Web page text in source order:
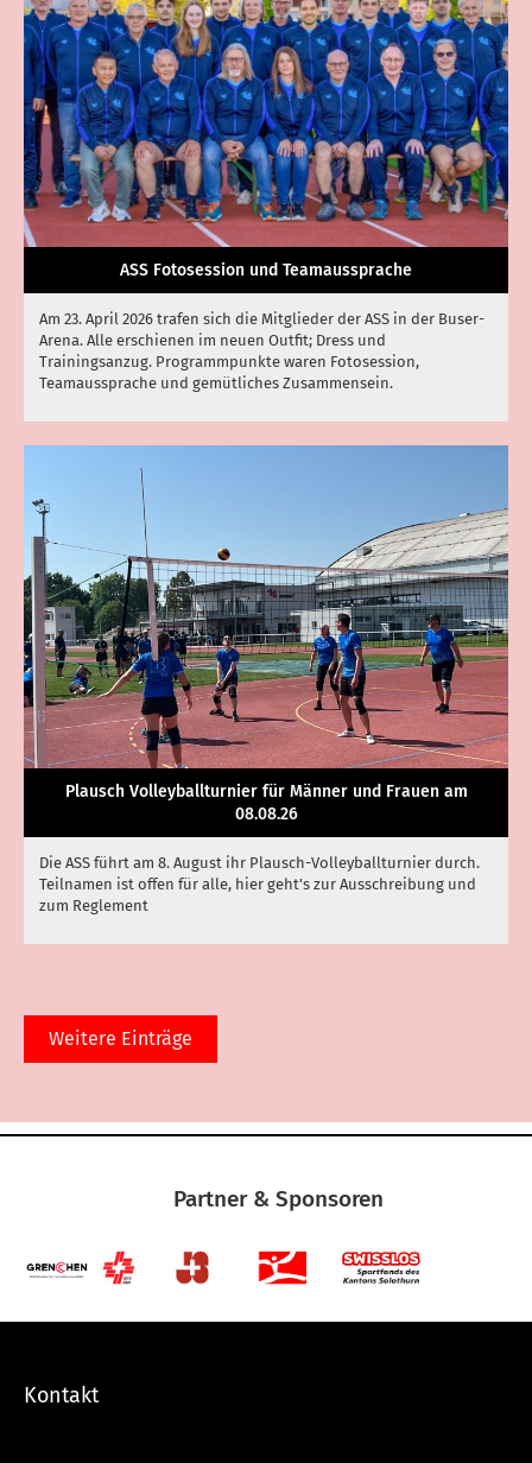
ASS Fotosession und Teamaussprache
Am 23. April 2026 trafen sich die Mitglieder der ASS in der Buser-
Arena. Alle erschienen im neuen Outfit; Dress und
Trainingsanzug. Programmpunkte waren Fotosession,
Teamaussprache und gemütliches Zusammensein.
Plausch Volleyballturnier für Männer und Frauen am
08.08.26
Die ASS führt am 8. August ihr Plausch-Volleyballturnier durch.
Teilnamen ist offen für alle, hier geht's zur Ausschreibung und
zum Reglement
Weitere Einträge
Partner & Sponsoren
Kontakt